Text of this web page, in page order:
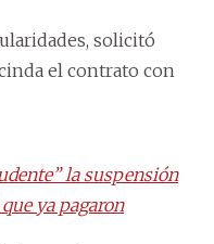
solicitó
el contrato con
la suspensión
ya pagaron